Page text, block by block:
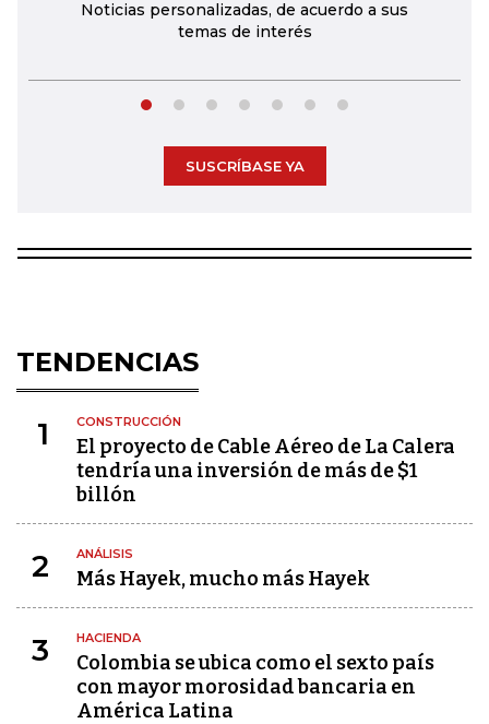
Noticias personalizadas, de acuerdo a sus
temas de interés
SUSCRÍBASE YA
TENDENCIAS
1 CONSTRUCCIÓN
El proyecto de Cable Aéreo de La Calera
tendría una inversión de más de $1
billón
2 ANÁLISIS
Más Hayek, mucho más Hayek
3 HACIENDA
Colombia se ubica como el sexto país
con mayor morosidad bancaria en
América Latina